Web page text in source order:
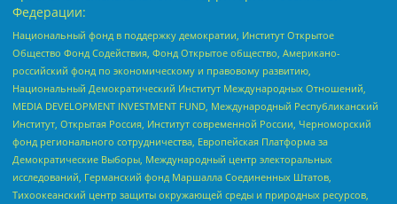
Федерации:
Национальный фонд в поддержку демократии, Институт Открытое
Общество Фонд Содействия, Фонд Открытое общество, Американо-
российский фонд по экономическому и правовому развитию,
Национальный Демократический Институт Международных Отношений,
MEDIA DEVELOPMENT INVESTMENT FUND, Международный Республиканский
Институт, Открытая Россия, Институт современной России, Черноморский
фонд регионального сотрудничества, Европейская Платформа за
Демократические Выборы, Международный центр электоральных
исследований, Германский фонд Маршалла Соединенных Штатов,
Тихоокеанский центр защиты окружающей среды и природных ресурсов,